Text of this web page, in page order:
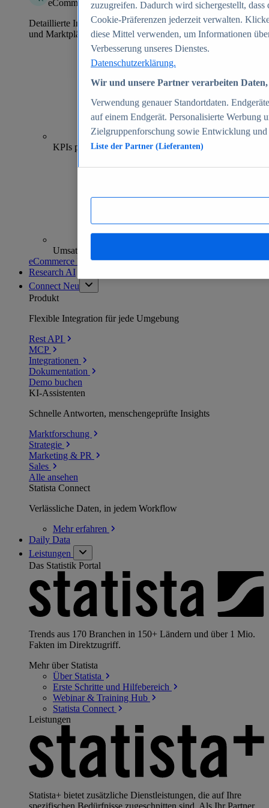
eCommerce Insights
Detaillierte Informationen zu mehr als 39.000 Online-Shops
und Marktplätzen
70+
KPIs pro Shop
Umsatzanalysen und -prognosen
eCommerce Insights entdecken
Research AI
Connect Neu
Produkt
Flexible Integration für jede Umgebung
Rest API
MCP
Integrationen
Dokumentation
Demo buchen
KI-Assistenten
Schnelle Antworten, menschengeprüfte Insights
Marktforschung
Strategie
Marketing & PR
Sales
Alle ansehen
Statista Connect
Verlässliche Daten, in jedem Workflow
Mehrerfahren
Daily Data
Leistungen
Das Statistik Portal
Trends aus 170 Branchen in 150+ Ländern und über 1 Mio.
Fakten im Direktzugriff.
Mehr über Statista
Über Statista
Erste Schritte und Hilfebereich
Webinar & Training Hub
Statista Connect
Leistungen
Statista+ bietet zusätzliche Dienstleistungen, die auf Ihre
spezifischen Bedürfnisse zugeschnitten sind. Als Ihr Partner
zuzugreifen. Dadurch wird sichergestellt,
Cookie-Präferenzen jederzeit verwalten.
diese Mittel verwenden, um Informationen
Verbesserung unseres Dienstes.
Datenschutzerklärung.
Wir und unsere Partner verarbeiten
Verwendung genauer Standortdaten.
auf einem Endgerät. Personalisierte Werbung
Zielgruppenforschung sowie Entwicklung
Liste der Partner (Lieferanten)